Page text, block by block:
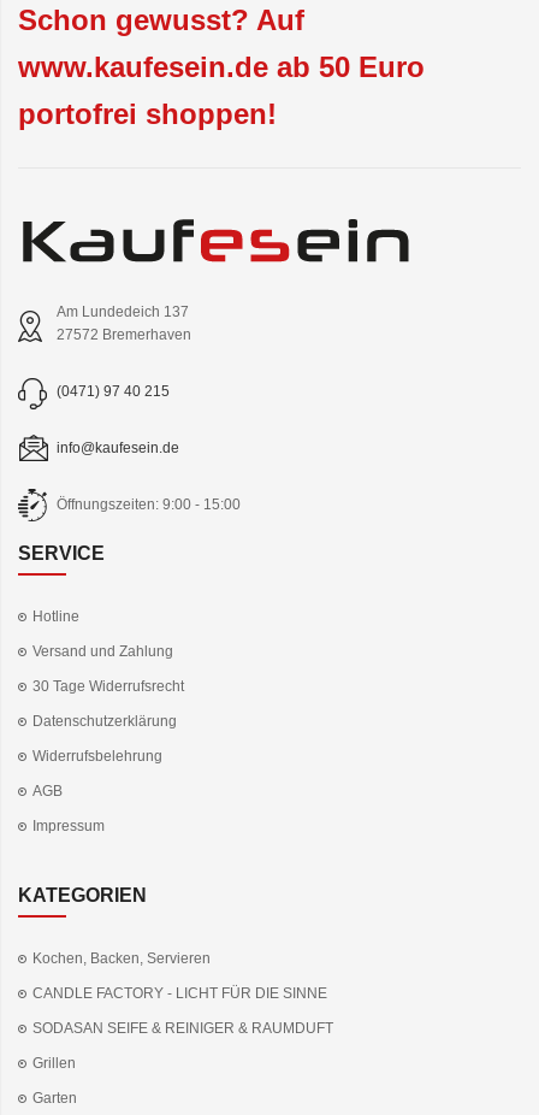
Schon gewusst? Auf
www.kaufesein.de ab 50 Euro
portofrei shoppen!
Am Lundedeich 137
27572 Bremerhaven
(0471) 97 40 215
info@kaufesein.de
Öffnungszeiten: 9:00 - 15:00
SERVICE
Hotline
Versand und Zahlung
30 Tage Widerrufsrecht
Datenschutzerklärung
Widerrufsbelehrung
AGB
Impressum
KATEGORIEN
Kochen, Backen, Servieren
CANDLE FACTORY - LICHT FÜR DIE SINNE
SODASAN SEIFE & REINIGER & RAUMDUFT
Grillen
Garten